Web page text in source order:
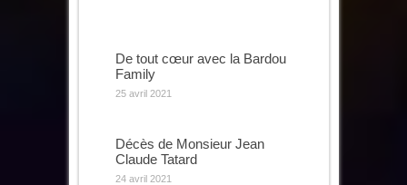
De tout cœur avec la Bardou
Family
25 avril 2021
Décès de Monsieur Jean
Claude Tatard
24 avril 2021